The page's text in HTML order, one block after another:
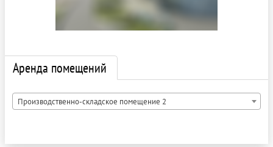
Аренда помещений
Производственно-складское помещение 2